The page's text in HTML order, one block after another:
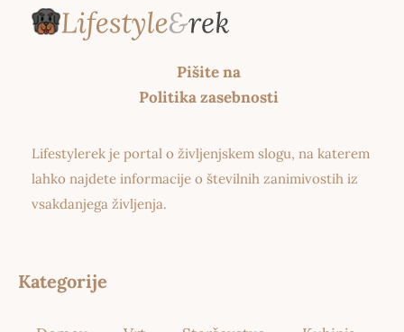
Pišite na
Politika zasebnosti
Lifestylerek je portal o življenjskem slogu, na katerem
lahko najdete informacije o številnih zanimivostih iz
vsakdanjega življenja.
Kategorije